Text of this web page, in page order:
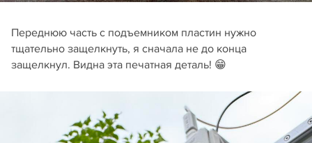
Переднюю часть с подъемником пластин нужно
тщательно защелкнуть, я сначала не до конца
защелкнул. Видна эта печатная деталь! 😁